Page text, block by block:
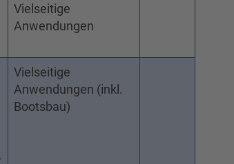
Vielseitige
Anwendungen
Vielseitige
Anwendungen (inkl.
Bootsbau)